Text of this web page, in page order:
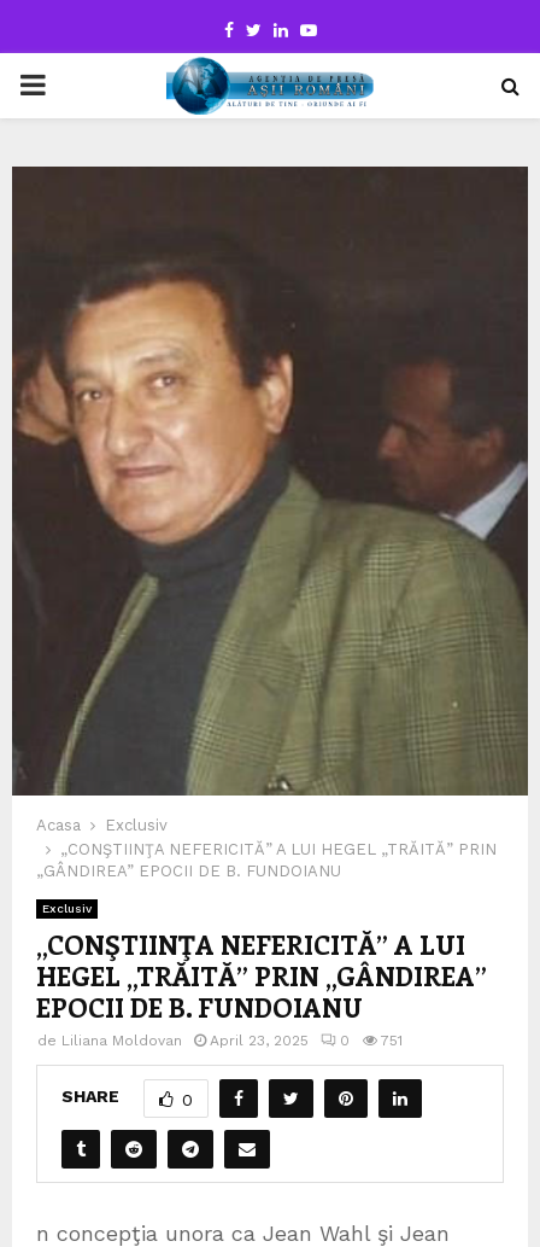
Facebook
TwitterLinkedinYoutube
PRIMARY
Acasa
Exclusiv
„CONŞTIINŢA NEFERICITĂ” A LUI HEGEL „TRĂITĂ” PRIN
„GÂNDIREA” EPOCII DE B. FUNDOIANU
Exclusiv
„CONŞTIINŢA NEFERICITĂ” A LUI
HEGEL „TRĂITĂ” PRIN „GÂNDIREA”
EPOCII DE B. FUNDOIANU
de Liliana Moldovan April 23, 2025 0 751
SHARE 0
n concepţia unora ca Jean Wahl şi Jean